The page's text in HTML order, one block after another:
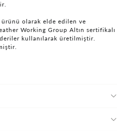
olarak elde edilen ve
Working Group Altın sertifikalı
kullanılarak üretilmiştir.